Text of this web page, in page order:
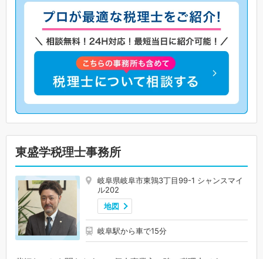
東盛学税理士事務所
岐阜県岐阜市東鶉3丁目99-1 シャンスマイ
ル202
地図
岐阜駅から車で15分